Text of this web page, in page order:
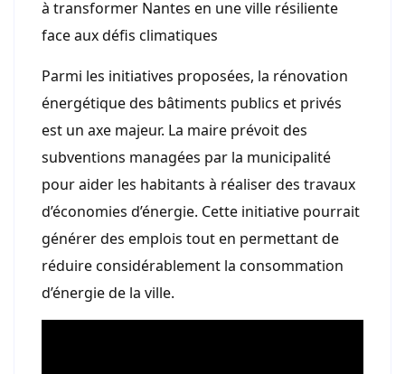
à transformer Nantes en une ville résiliente
face aux défis climatiques
Parmi les initiatives proposées, la rénovation
énergétique des bâtiments publics et privés
est un axe majeur. La maire prévoit des
subventions managées par la municipalité
pour aider les habitants à réaliser des travaux
d’économies d’énergie. Cette initiative pourrait
générer des emplois tout en permettant de
réduire considérablement la consommation
d’énergie de la ville.